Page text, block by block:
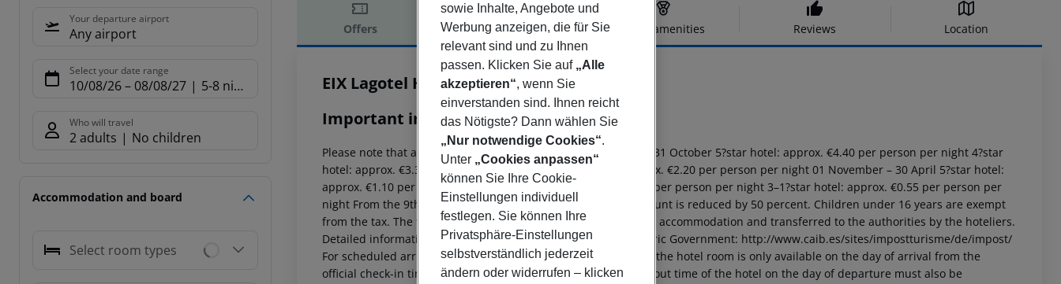
Your departure airport
Any airport
Select your date range
10/08/26– 08/08/27 5-8 nights
Who will travel
2 adults No children
Accommodation and board
Select room types
Offers Offer description Hotel amenities Reviews Location
Offer description
EIX Lagotel Holiday Resort
4
Important info
Please note that a tourist tax is charged on Mallorca. 01 May – 31 October 5?star hotel: approx. €4.40 per person per night 4?star
hotel: approx. €3.30 per person per night 3–1?star hotel: approx. €2.20 per person per night 01 November – 30 April 5?star hotel:
approx. €1.10 per person per night 4?star hotel: approx. €0.83 per person per night 3–1?star hotel: approx. €0.55 per person per
night From the 9th night in the same accommodation, the amount is reduced by 50 percent. Children under 16 years are exempt
from the tax. The tax is charged to guests on site at the booked accommodation and transferred to the authorities by the hoteliers.
Detailed information can be found on the website of the Balearic Government: http://www.caib.es/sites/impostturisme/de/impost/
For scheduled arrivals in the destination area from 04:00 a.m., the hotel room is only available on the day of arrival from the
official check-in time of the respective hotel. The official check-out time of the hotel on the day of departure must also be
sowie Inhalte, Angebote und
Werbung anzeigen, die für Sie
relevant sind und zu Ihnen
passen. Klicken Sie auf „Alle
akzeptieren“, wenn Sie
einverstanden sind. Ihnen reicht
das Nötigste? Dann wählen Sie
„Nur notwendige Cookies“.
Unter „Cookies anpassen“
können Sie Ihre Cookie-
Einstellungen individuell
festlegen. Sie können Ihre
Privatsphäre-Einstellungen
selbstverständlich jederzeit
ändern oder widerrufen – klicken